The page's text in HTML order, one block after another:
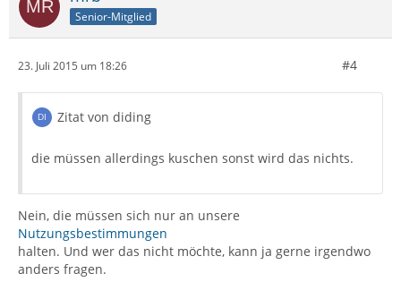
Senior-Mitglied
23. Juli 2015 um 18:26 #4
Zitat von diding
die müssen allerdings kuschen sonst wird das nichts.
Nein, die müssen sich nur an unsere
Nutzungsbestimmungen
halten. Und wer das nicht möchte, kann ja gerne irgendwo
anders fragen.